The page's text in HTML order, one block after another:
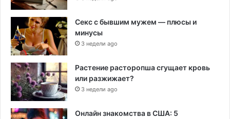
Секс с бывшим мужем — плюсы и
минусы
3 недели ago
Растение расторопша сгущает кровь
или разжижает?
3 недели ago
Онлайн знакомства в США: 5